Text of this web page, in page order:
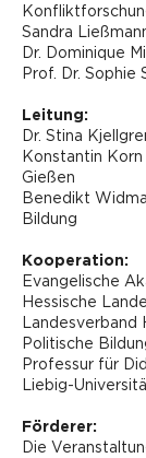
Sandra
Dr. Dominique
Prof. Dr.
Leitung:
Dr. Stina
Konstantin
Gießen
Benedikt
Bildung
Kooperation:
Evangelische
Hessische
Landesverband
Politische
Professur für
Liebig-
Förderer:
Die